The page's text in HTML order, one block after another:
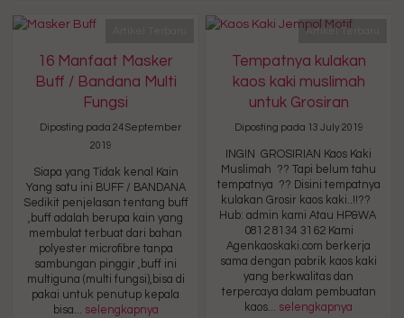
16 Manfaat Masker
Buff / Bandana Multi
Fungsi
Diposting pada 24 September
2019
Siapa yang Tidak kenal Kain
Yang satu ini BUFF / BANDANA
Sedikit penjelasan tentang buff
,buff adalah berupa kain yang
membulat terbuat dari bahan
polyester microfibre tanpa
sambungan pinggir ,buff ini
multiguna (multi fungsi),bisa di
pakai untuk penutup kepala
bisa... selengkapnya
Artikel Terbaru
Tempatnya kulakan
kaos kaki muslimah
untuk Grosiran
Diposting pada 13 July 2019
INGIN GROSIRIAN Kaos Kaki
Muslimah ?? Tapi belum tahu
tempatnya ?? Disini tempatnya
kulakan Grosir kaos kaki..!!??
Hub: admin kami Atau HP&WA
0812 8134 3162 Kami
Agenkaoskaki.com berkerja
sama dengan pabrik kaos kaki
yang berkwalitas dan
terpercaya dalam pembuatan
kaos... selengkapnya